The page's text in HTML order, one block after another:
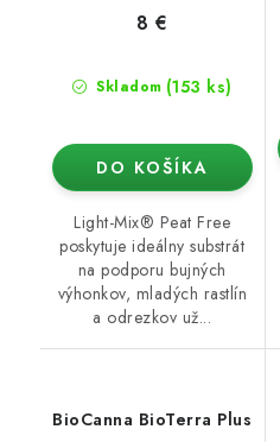
Skladom (153 ks)
8 €
DO KOŠÍKA
Light-Mix® Peat Free
poskytuje ideálny substrát
na podporu bujných
výhonkov, mladých rastlín
a odrezkov už...
BioCanna BioTerra Plus